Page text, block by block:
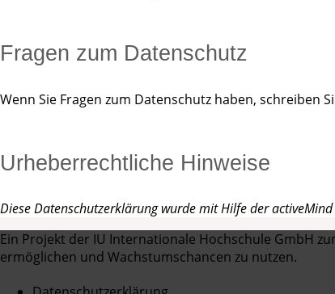
Fragen zum Datenschutz
Wenn Sie Fragen zum Datenschutz haben, schreiben
Urheberrechtliche Hinweise
Diese Datenschutzerklärung wurde mit Hilfe der
Ein Projekt der IU Internationale Hochschule GmbH
ermöglichen und Wachstumschancen zu nutzen.